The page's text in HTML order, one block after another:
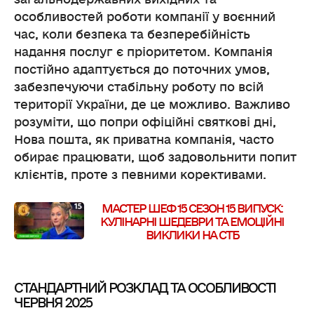
особливостей роботи компанії у воєнний
час, коли безпека та безперебійність
надання послуг є пріоритетом. Компанія
постійно адаптується до поточних умов,
забезпечуючи стабільну роботу по всій
території України, де це можливо. Важливо
розуміти, що попри офіційні святкові дні,
Нова пошта, як приватна компанія, часто
обирає працювати, щоб задовольнити попит
клієнтів, проте з певними корективами.
МАСТЕР ШЕФ 15 СЕЗОН 15 ВИПУСК:
КУЛІНАРНІ ШЕДЕВРИ ТА ЕМОЦІЙНІ
ВИКЛИКИ НА СТБ
СТАНДАРТНИЙ РОЗКЛАД ТА ОСОБЛИВОСТІ
ЧЕРВНЯ 2025